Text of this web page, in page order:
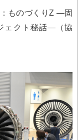
ものづくりZ ―固
ェクト秘話―（協